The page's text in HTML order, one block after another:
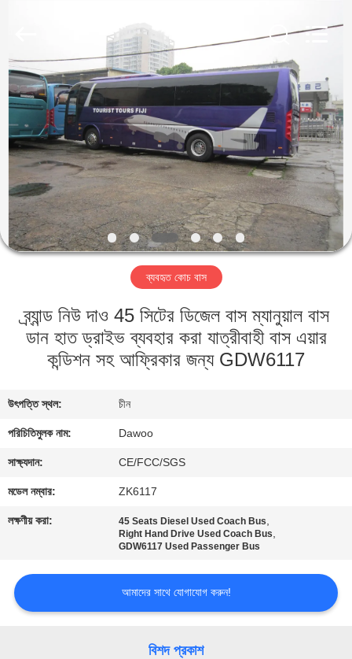
বাড়ি
পণ্য
আমাদের
সম্পর্কে
কারখানা
নিয়ন্ত্রণ
যোগাযোগ
করুন
উদ্ধৃতির
জন্য
সাইট
ম্যাপ
Rights
Reserved.
ব্যবহৃত কোচ বাস
ব্র্যান্ড নিউ দাও 45 সিটের ডিজেল বাস ম্যানুয়াল বাস
ডান হাত ড্রাইভ ব্যবহার করা যাত্রীবাহী বাস এয়ার
কন্ডিশন সহ আফ্রিকার জন্য GDW6117
উৎপত্তি স্থল: চীন
পরিচিতিমুলক নাম: Dawoo
সাক্ষ্যদান: CE/FCC/SGS
মডেল নম্বার: ZK6117
লক্ষণীয় করা: 45 Seats Diesel Used Coach Bus,
Right Hand Drive Used Coach Bus,
GDW6117 Used Passenger Bus
আমাদের সাথে যোগাযোগ করুন!
বিশদ প্রকাশ